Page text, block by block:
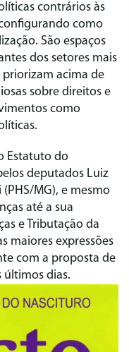
contrários às
como
São espaços
dos setores mais
priorizam acima de
sobre direitos e
como
Estatuto do
deputados Luiz
MG), e mesmo
até a sua
e Tributação da
maiores expressões
com a proposta de
últimos dias.